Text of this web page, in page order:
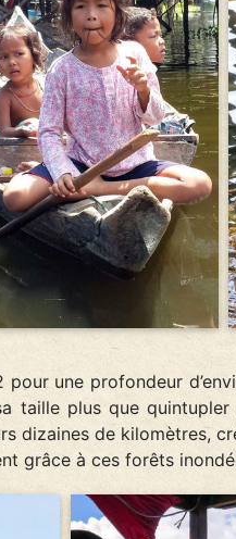
une profondeur
taille plus que
dizaines de kilomètres,
grâce à ces forêts